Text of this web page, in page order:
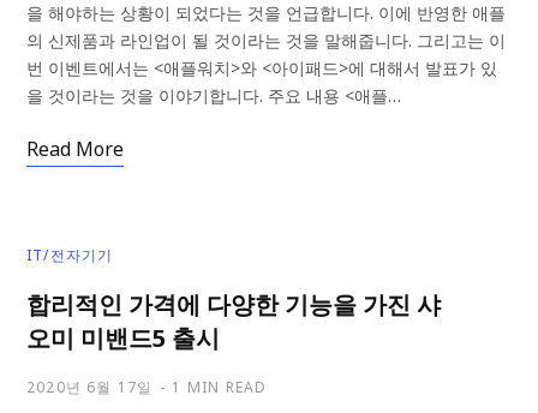
을 해야하는 상황이 되었다는 것을 언급합니다. 이에 반영한 애플
의 신제품과 라인업이 될 것이라는 것을 말해줍니다. 그리고는 이
번 이벤트에서는 <애플워치>와 <아이패드>에 대해서 발표가 있
을 것이라는 것을 이야기합니다. 주요 내용 <애플…
Read More
IT/전자기기
합리적인 가격에 다양한 기능을 가진 샤
오미 미밴드5 출시
2020년 6월 17일 1 MIN READ